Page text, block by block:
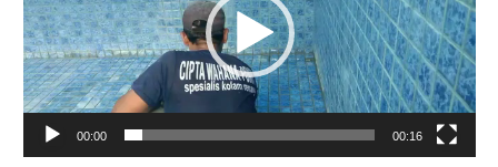
00:00 00:16